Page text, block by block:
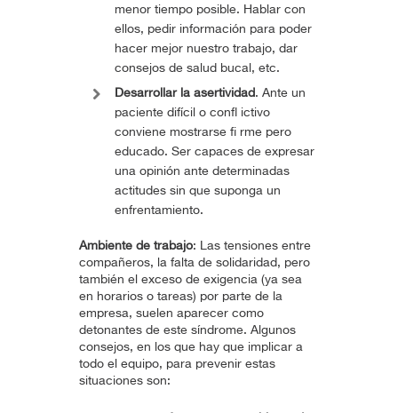
menor tiempo posible. Hablar con
ellos, pedir información para poder
hacer mejor nuestro trabajo, dar
consejos de salud bucal, etc.
Desarrollar la asertividad. Ante un
paciente difícil o confl ictivo
conviene mostrarse fi rme pero
educado. Ser capaces de expresar
una opinión ante determinadas
actitudes sin que suponga un
enfrentamiento.
Ambiente de trabajo: Las tensiones entre
compañeros, la falta de solidaridad, pero
también el exceso de exigencia (ya sea
en horarios o tareas) por parte de la
empresa, suelen aparecer como
detonantes de este síndrome. Algunos
consejos, en los que hay que implicar a
todo el equipo, para prevenir estas
situaciones son: